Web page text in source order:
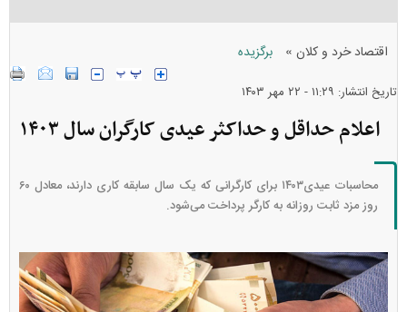
اقتصاد خرد و کلان » برگزیده
تاریخ انتشار: ۱۱:۲۹ - ۲۲ مهر ۱۴۰۳
اعلام حداقل و حداکثر عیدی کارگران سال ۱۴۰۳
محاسبات عیدی۱۴۰۳ برای کارگرانی که یک سال سابقه کاری دارند، معادل ۶۰
روز مزد ثابت روزانه به کارگر پرداخت می‌شود.